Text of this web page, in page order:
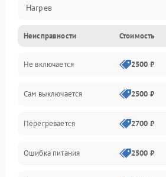
Нагрев
Неисправности Стоимость
Не включается 2500 ₽
Сам выключается 2500 ₽
Перегревается 2700 ₽
Ошибка питания 2500 ₽